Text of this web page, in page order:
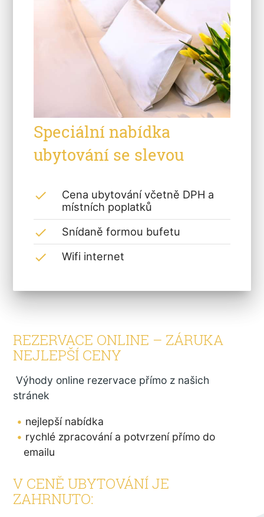
Speciální nabídka
ubytování se slevou
done
Cena ubytování včetně DPH a
místních poplatků
done Snídaně formou bufetu
done Wifi internet
REZERVACE ONLINE – ZÁRUKA
NEJLEPŠÍ CENY
Výhody online rezervace přímo z našich
stránek
nejlepší nabídka
rychlé zpracování a potvrzení přímo do
emailu
V CENĚ UBYTOVÁNÍ JE
ZAHRNUTO: